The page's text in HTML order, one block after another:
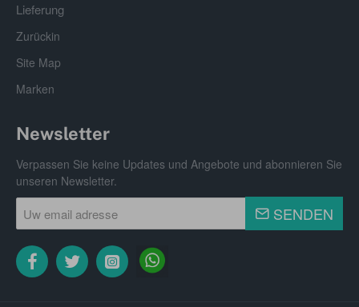
Lieferung
Zurückin
Site Map
Marken
Newsletter
Verpassen Sie keine Updates und Angebote und abonnieren Sie
unseren Newsletter.
Uw
email
adresse
SENDEN